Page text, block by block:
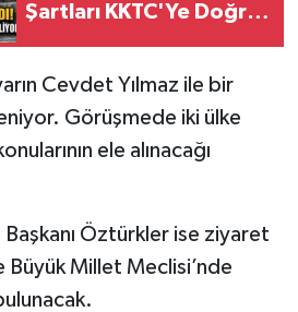
Şartları KKTC'Ye Doğru
Cevdet Yılmaz ile bir
Görüşmede iki ülke
ele alınacağı
Öztürkler ise ziyaret
Büyük Millet Meclisi’nde